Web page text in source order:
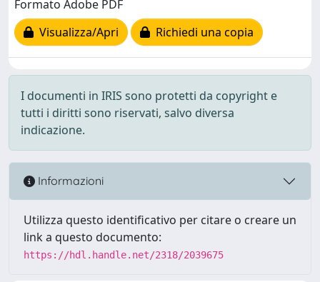
Formato Adobe PDF
Visualizza/Apri
Richiedi una copia
I documenti in IRIS sono protetti da copyright e
tutti i diritti sono riservati, salvo diversa
indicazione.
Informazioni
Utilizza questo identificativo per citare o creare un
link a questo documento:
https://hdl.handle.net/2318/2039675